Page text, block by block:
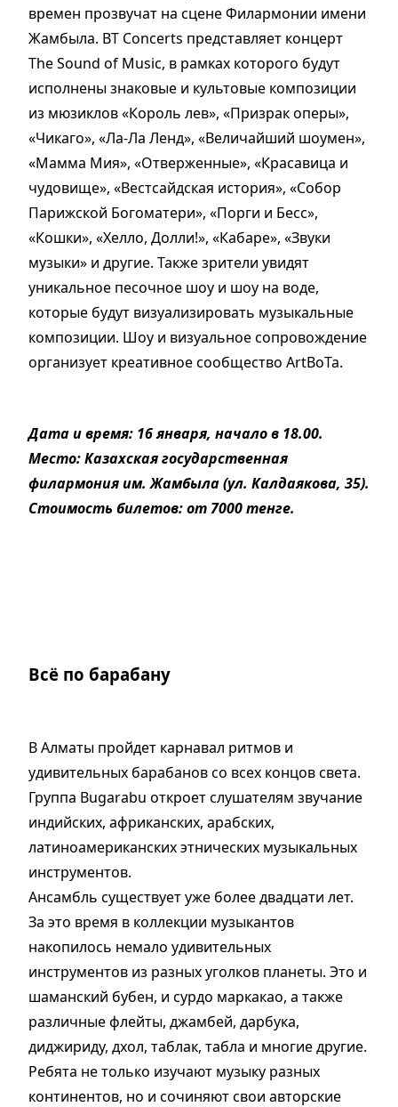
времен прозвучат на сцене Филармонии имени
Жамбыла. BT Concerts представляет концерт
The Sound of Music, в рамках которого будут
исполнены знаковые и культовые композиции
из мюзиклов «Король лев», «Призрак оперы»,
«Чикаго», «Ла-Ла Ленд», «Величайший шоумен»,
«Мамма Мия», «Отверженные», «Красавица и
чудовище», «Вестсайдская история», «Собор
Парижской Богоматери», «Порги и Бесс»,
«Кошки», «Хелло, Долли!», «Кабаре», «Звуки
музыки» и другие. Также зрители увидят
уникальное песочное шоу и шоу на воде,
которые будут визуализировать музыкальные
композиции. Шоу и визуальное сопровождение
организует креативное сообщество ArtBoTa.
Дата и время: 16 января, начало в 18.00.
Место: Казахская государственная
филармония им. Жамбыла (ул. Калдаякова, 35).
Стоимость билетов: от 7000 тенге.
Всё по барабану
В Алматы пройдет карнавал ритмов и
удивительных барабанов со всех концов света.
Группа Bugarabu откроет слушателям звучание
индийских, африканских, арабских,
латиноамериканских этнических музыкальных
инструментов.
Ансамбль существует уже более двадцати лет.
За это время в коллекции музыкантов
накопилось немало удивительных
инструментов из разных уголков планеты. Это и
шаманский бубен, и сурдо маркакао, а также
различные флейты, джамбей, дарбука,
диджириду, дхол, таблак, табла и многие другие.
Ребята не только изучают музыку разных
континентов, но и сочиняют свои авторские